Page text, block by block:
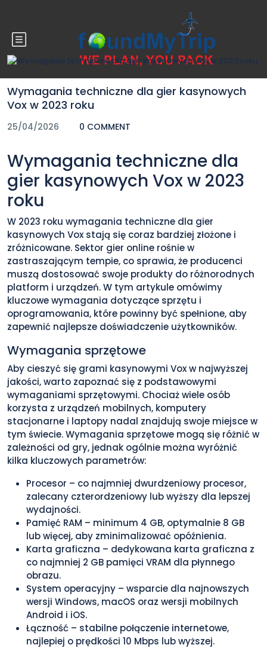
Blog
Wymagania techniczne dla gier kasynowych
Vox w 2023 roku
25/04/2026 0 COMMENT
Wymagania techniczne dla
gier kasynowych Vox w 2023
roku
W 2023 roku wymagania techniczne dla gier
kasynowych Vox stają się coraz bardziej złożone i
zróżnicowane. Sektor gier online rośnie w
zastraszającym tempie, co sprawia, że producenci
muszą dostosować swoje produkty do różnorodnych
platform i urządzeń. W tym artykule omówimy
kluczowe wymagania dotyczące sprzętu i
oprogramowania, które powinny być spełnione, aby
zapewnić najlepsze doświadczenie użytkowników.
Wymagania sprzętowe
Aby cieszyć się grami kasynowymi Vox w najwyższej
jakości, warto zapoznać się z podstawowymi
wymaganiami sprzętowymi. Chociaż wiele osób
korzysta z urządzeń mobilnych, komputery
stacjonarne i laptopy nadal znajdują swoje miejsce w
tym świecie. Wymagania sprzętowe mogą się różnić w
zależności od gry, jednak ogólnie można wyróżnić
kilka kluczowych parametrów:
Procesor – co najmniej dwurdzeniowy procesor,
zalecany czterordzeniowy lub wyższy dla lepszej
wydajności.
Pamięć RAM – minimum 4 GB, optymalnie 8 GB
lub więcej, aby zminimalizować opóźnienia.
Karta graficzna – dedykowana karta graficzna z
co najmniej 2 GB pamięci VRAM dla płynnego
obrazu.
System operacyjny – wsparcie dla najnowszych
wersji Windows, macOS oraz wersji mobilnych
Android i iOS.
Łączność – stabilne połączenie internetowe,
najlepiej o prędkości 10 Mbps lub wyższej.